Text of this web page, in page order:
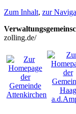
Zum Inhalt, zur
zolling.de/